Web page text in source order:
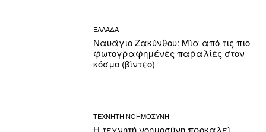
ΕΛΛΑΔΑ
Ναυάγιο Ζακύνθου: Μία από τις πιο
φωτογραφημένες παραλίες στον
κόσμο (βίντεο)
ΤΕΧΝΗΤΗ ΝΟΗΜΟΣΥΝΗ
Η τεχνητή νοημοσύνη προκαλεί